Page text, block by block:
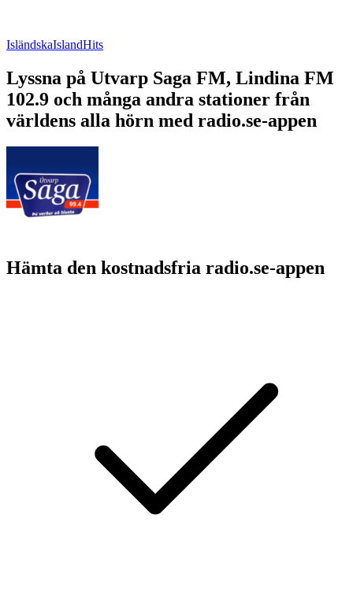
IsländskaIslandHits
Lyssna på Utvarp Saga FM, Lindina FM
102.9 och många andra stationer från
världens alla hörn med radio.se-appen
Hämta den kostnadsfria radio.se-appen